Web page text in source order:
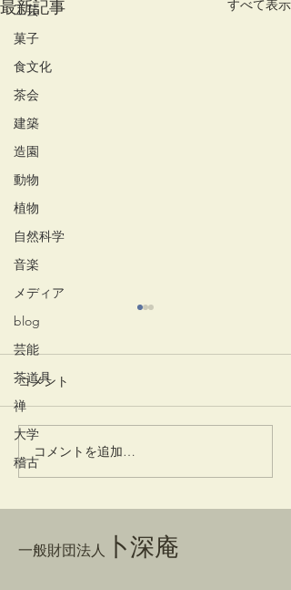
工芸
菓子
食文化
茶会
建築
造園
動物
植物
自然科学
音楽
メディア
blog
芸能
茶道具
禅
大学
稽古
最新記事 すべて表示
一味神水
コメント
コメントを追加…
一般財団法人 卜深庵